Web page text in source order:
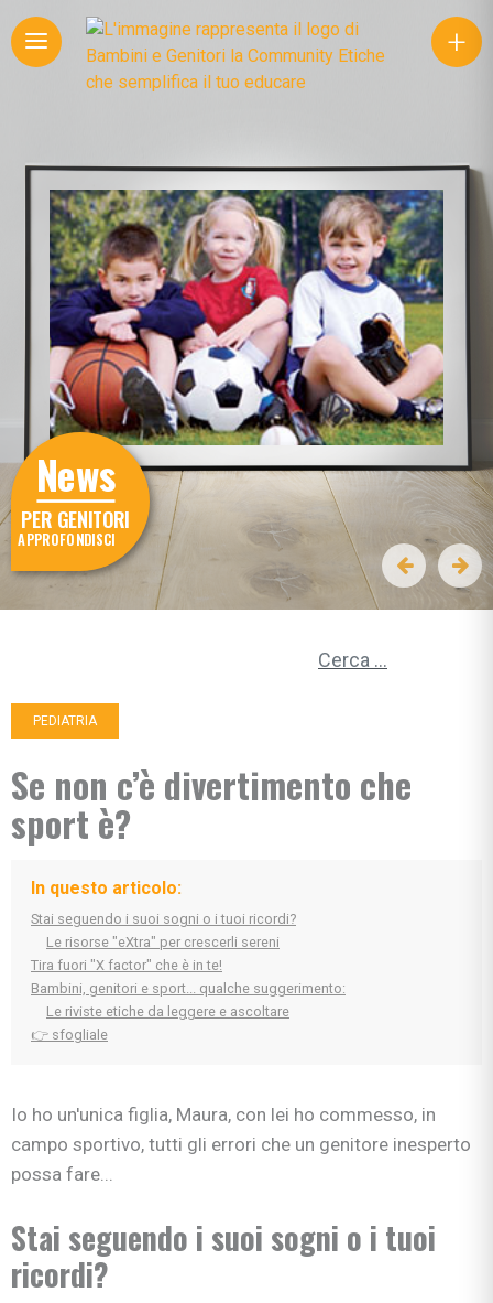
+
News
PER GENITORI
APPROFONDISCI
PEDIATRIA
Se non c’è divertimento che
sport è?
In questo articolo:
Stai seguendo i suoi sogni o i tuoi ricordi?
Le risorse "eXtra" per crescerli sereni
Tira fuori "X factor" che è in te!
Bambini, genitori e sport... qualche suggerimento:
Le riviste etiche da leggere e ascoltare
👉 sfogliale
Io ho un'unica figlia, Maura, con lei ho commesso, in
campo sportivo, tutti gli errori che un genitore inesperto
possa fare...
Stai seguendo i suoi sogni o i tuoi
ricordi?